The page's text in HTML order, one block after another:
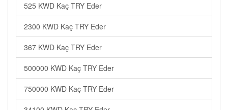
525 KWD Kaç TRY Eder
2300 KWD Kaç TRY Eder
367 KWD Kaç TRY Eder
500000 KWD Kaç TRY Eder
750000 KWD Kaç TRY Eder